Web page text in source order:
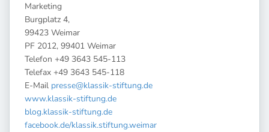
Marketing
Burgplatz 4,
99423 Weimar
PF 2012, 99401 Weimar
Telefon +49 3643 545-113
Telefax +49 3643 545-118
E-Mail presse@klassik-stiftung.de
www.klassik-stiftung.de
blog.klassik-stiftung.de
facebook.de/klassik.stiftung.weimar